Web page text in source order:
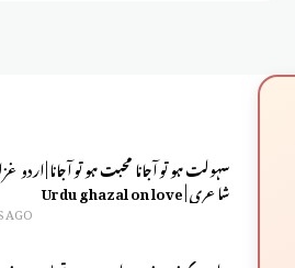
سہولت ہو تو آجانا محبت ہو تو آجانا | اردو
شاعری | Urdu ghazal on love
AGO